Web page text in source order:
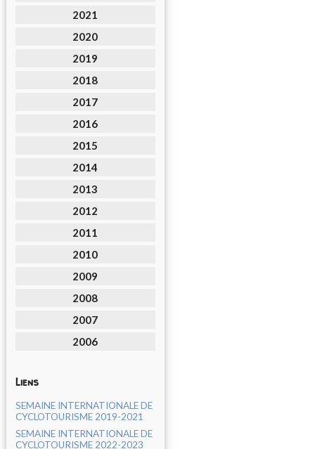
2021
2020
2019
2018
2017
2016
2015
2014
2013
2012
2011
2010
2009
2008
2007
2006
Liens
SEMAINE INTERNATIONALE DE
CYCLOTOURISME 2019-2021
SEMAINE INTERNATIONALE DE
CYCLOTOURISME 2022-2023